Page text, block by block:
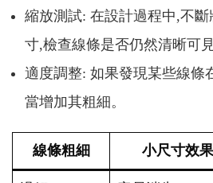
縮放測試: 在設計過程中,不斷
寸,檢查線條是否仍然清晰可見
適度調整: 如果發現某些線條
當增加其粗細。
線條粗細 小尺寸效果